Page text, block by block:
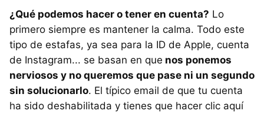
¿Qué podemos hacer o tener en cuenta? Lo
primero siempre es mantener la calma. Todo este
tipo de estafas, ya sea para la ID de Apple, cuenta
de Instagram... se basan en que nos ponemos
nerviosos y no queremos que pase ni un segundo
sin solucionarlo. El típico email de que tu cuenta
ha sido deshabilitada y tienes que hacer clic aquí